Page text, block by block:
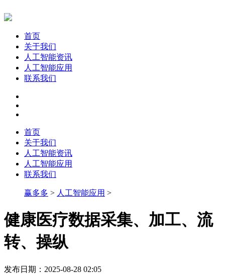
首页
关于我们
人工智能资讯
人工智能应用
联系我们
首页
关于我们
人工智能资讯
人工智能应用
联系我们
赢多多 > 人工智能应用 >
健康医疗数据采集、加工、流
转、操纵
发布日期：2025-08-28 02:05